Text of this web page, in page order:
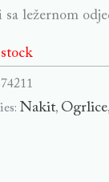
ležernom
Nakit, Ogrlice,